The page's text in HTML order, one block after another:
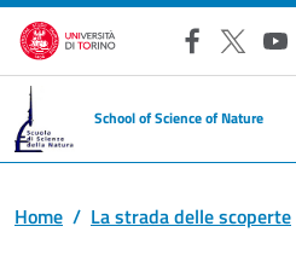
Skip to main content
Facebook
X
School of Science of Nature
Home La strada delle scoperte